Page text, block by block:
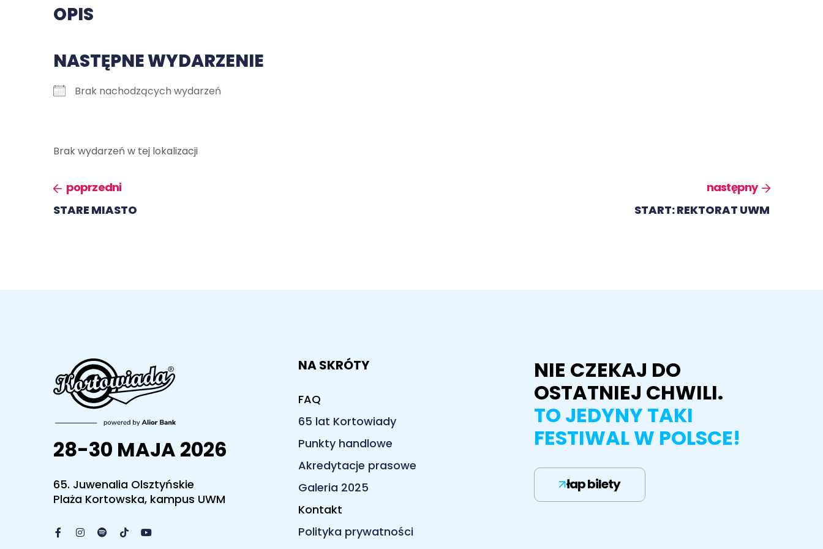
OPIS
NASTĘPNE WYDARZENIE
Brak nachodzących wydarzeń
Brak wydarzeń w tej lokalizacji
poprzedni
STARE MIASTO
następny
START: REKTORAT UWM
28-30 MAJA 2026
65. Juwenalia Olsztyńskie
Plaża Kortowska, kampus UWM
NA SKRÓTY
FAQ
65 lat Kortowiady
Punkty handlowe
Akredytacje prasowe
Galeria 2025
Kontakt
Polityka prywatności
NIE CZEKAJ DO
OSTATNIEJ CHWILI.
TO JEDYNY TAKI
FESTIWAL W POLSCE!
łap bilety